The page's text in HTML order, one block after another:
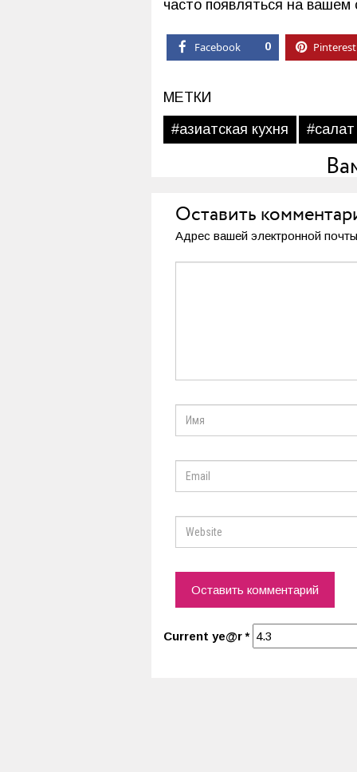
часто появляться на вашем
Facebook 0 Pinterest
МЕТКИ
#азиатская кухня
#салат
Оставить
Адрес вашей электронной
Current ye@r*